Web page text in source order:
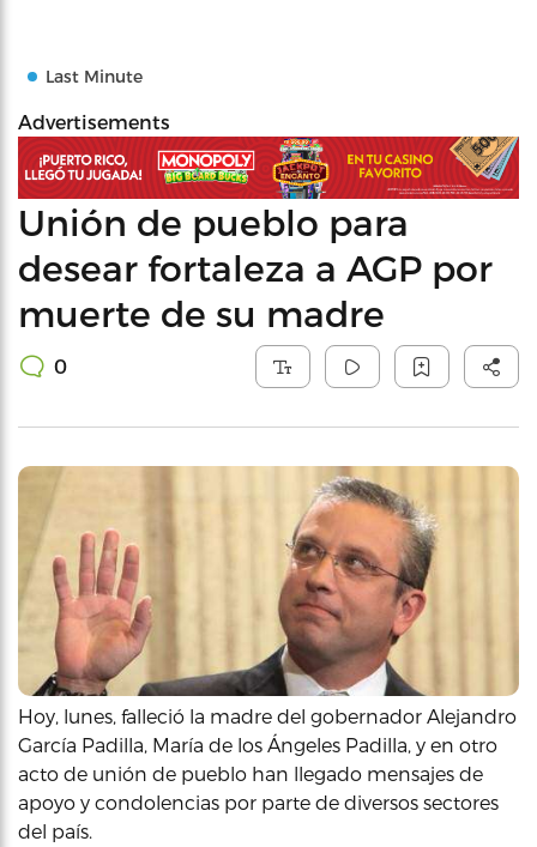
Last Minute
Advertisements
Unión de pueblo para
desear fortaleza a AGP por
muerte de su madre
0
Hoy, lunes, falleció la madre del gobernador Alejandro
García Padilla, María de los Ángeles Padilla, y en otro
acto de unión de pueblo han llegado mensajes de
apoyo y condolencias por parte de diversos sectores
del país.